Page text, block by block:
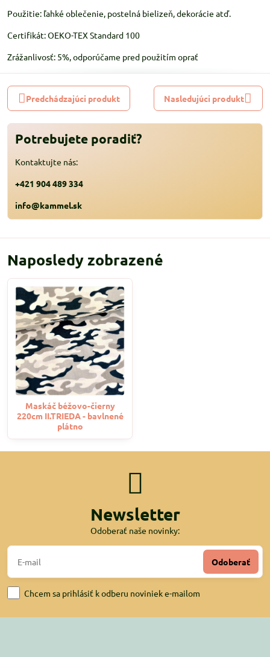
Použitie: ľahké oblečenie, postelná bielizeň, dekorácie atď.
Certifikát: OEKO-TEX Standard 100
Zrážanlivosť: 5%, odporúčame pred použitím oprať
Predchádzajúci produkt Nasledujúci produkt
Potrebujete poradiť?
Kontaktujte nás:
+421 904 489 334
info@kammel.sk
Naposledy zobrazené
Maskáč béžovo-čierny
220cm II.TRIEDA - bavlnené
plátno
Newsletter
Odoberať naše novinky:
Odoberať
Chcem sa prihlásiť k odberu noviniek e-mailom